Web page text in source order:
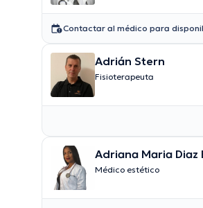
Contactar al médico para
Adrián Stern
Fisioterapeuta
Adriana Maria Diaz
Médico estético